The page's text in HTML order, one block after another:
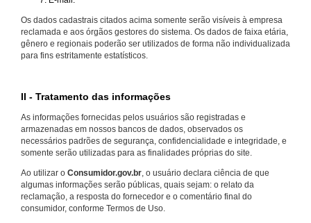
Os dados cadastrais citados acima somente serão visíveis à empresa
reclamada e aos órgãos gestores do sistema. Os dados de faixa etária,
gênero e regionais poderão ser utilizados de forma não individualizada
para fins estritamente estatísticos.
II - Tratamento das informações
As informações fornecidas pelos usuários são registradas e
armazenadas em nossos bancos de dados, observados os
necessários padrões de segurança, confidencialidade e integridade, e
somente serão utilizadas para as finalidades próprias do site.
Ao utilizar o Consumidor.gov.br, o usuário declara ciência de que
algumas informações serão públicas, quais sejam: o relato da
reclamação, a resposta do fornecedor e o comentário final do
consumidor, conforme Termos de Uso.